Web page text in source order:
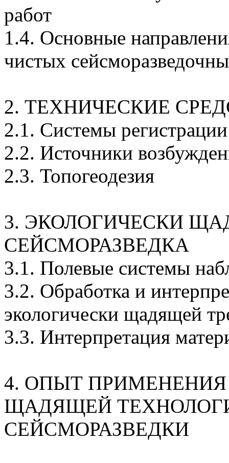
работ
1.4. Основные
чистых
2. ТЕХНИЧЕСКИЕ
2.1. Системы регистрации
2.2. Источники
2.3. Топогеодезия
3. ЭКОЛОГИЧЕСКИ
СЕЙСМОРАЗВЕДКА
3.1. Полевые системы
3.2. Обработка и
экологически щадящей
3.3. Интерпретация
4. ОПЫТ
ЩАДЯЩЕЙ
СЕЙСМОРАЗВЕДКИ